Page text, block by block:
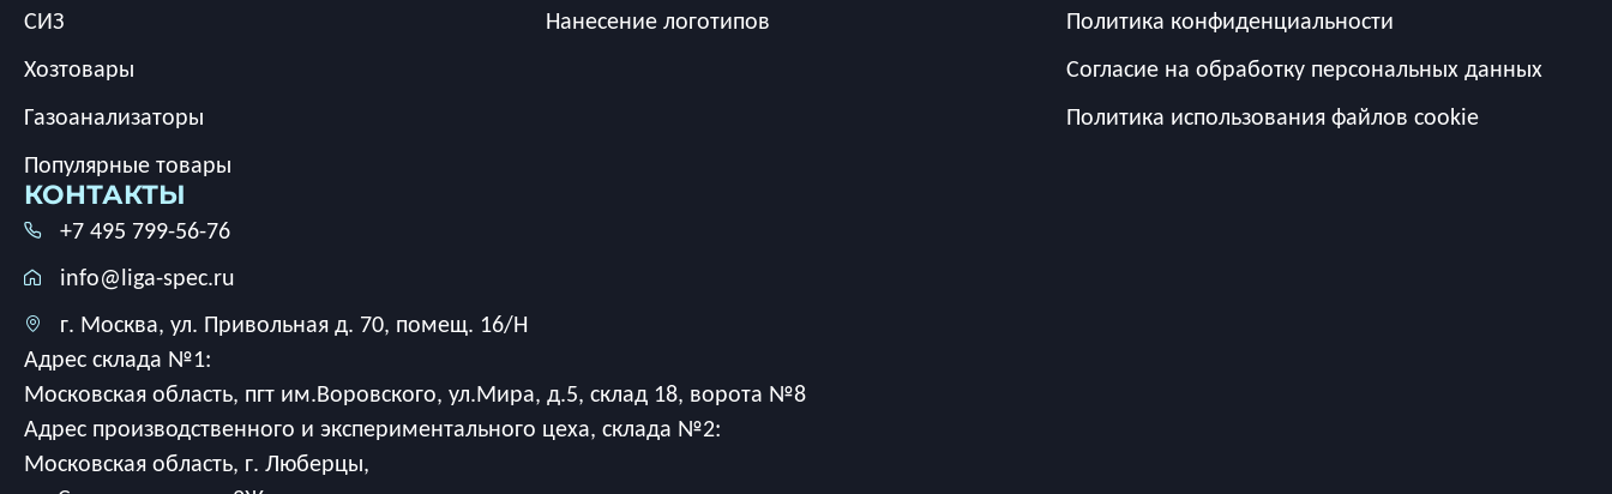
СИЗ
Хозтовары
Газоанализаторы
Популярные товары
Нанесение логотипов
Политика конфиденциальности
Согласие на обработку персональных данных
Политика использования файлов cookie
КОНТАКТЫ
+7 495 799-56-76
info@liga-spec.ru
г. Москва, ул. Привольная д. 70, помещ. 16/Н
Адрес склада №1:
Московская область, пгт им.Воровского, ул.Мира, д.5, склад 18, ворота №8
Адрес производственного и экспериментального цеха, склада №2:
Московская область, г. Люберцы,